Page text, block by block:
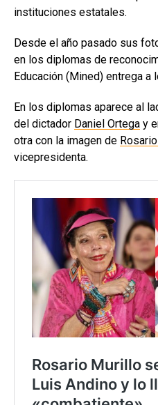
instituciones estatales.
Desde el año pasado sus
en los diplomas de
Educación (Mined) entrega
En los diplomas aparece al
del dictador Daniel Ortega y
otra con la imagen de
vicepresidenta.